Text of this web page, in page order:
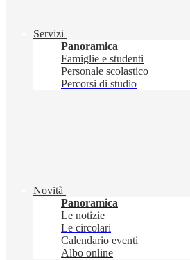
Servizi
Panoramica
Famiglie e studenti
Personale scolastico
Percorsi di studio
Novità
Panoramica
Le notizie
Le circolari
Calendario eventi
Albo online